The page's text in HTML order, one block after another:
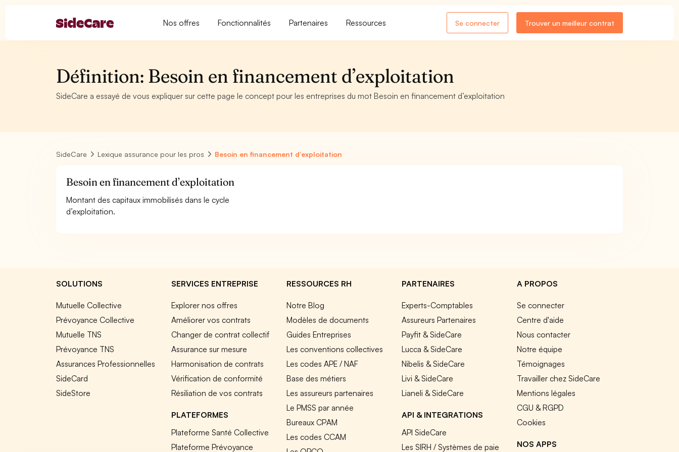
Nos offres Fonctionnalités Partenaires Ressources Se connecter Trouver un meilleur contrat
Définition: Besoin en financement d’exploitation
SideCare a essayé de vous expliquer sur cette page le concept pour les entreprises du mot Besoin en financement d’exploitation
SideCare Lexique assurance pour les pros Besoin en financement d’exploitation
Besoin en financement d’exploitation
Montant des capitaux immobilisés dans le cycle
d’exploitation.
SOLUTIONS
Mutuelle Collective
Prévoyance Collective
Mutuelle TNS
Prévoyance TNS
Assurances Professionnelles
SideCard
SideStore
SERVICES ENTREPRISE
Explorer nos offres
Améliorer vos contrats
Changer de contrat collectif
Assurance sur mesure
Harmonisation de contrats
Vérification de conformité
Résiliation de vos contrats
PLATEFORMES
Plateforme Santé Collective
Plateforme Prévoyance
RESSOURCES RH
Notre Blog
Modèles de documents
Guides Entreprises
Les conventions collectives
Les codes APE / NAF
Base des métiers
Les assureurs partenaires
Le PMSS par année
Bureaux CPAM
Les codes CCAM
PARTENAIRES
Experts-Comptables
Assureurs Partenaires
Payfit & SideCare
Lucca & SideCare
Nibelis & SideCare
Livi & SideCare
Lianeli & SideCare
API & INTEGRATIONS
API SideCare
Les SIRH / Systèmes de paie
A PROPOS
Se connecter
Centre d'aide
Nous contacter
Notre équipe
Témoignages
Travailler chez SideCare
Mentions légales
CGU & RGPD
Cookies
NOS APPS